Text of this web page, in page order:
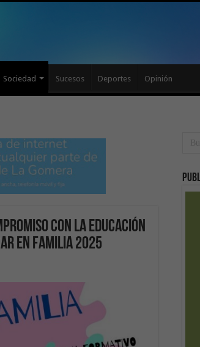
Sociedad Sucesos Deportes Opinión
con la educación
en Familia 2025